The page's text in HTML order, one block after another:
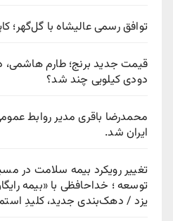
توافق رسمی عالیشاه با گل‌گهر؛
قیمت جدید برنج؛ طارم هاشمی،
دودی کیلویی چند شد؟
ایران شد.
تغییر رویکرد بیمه سلامت در
توسعه ؛ خداحافظی با «بیمه
یزد / دهک‌بندی جدید، کلیدِ